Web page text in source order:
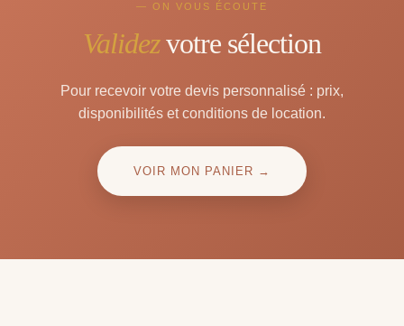
— ON VOUS ÉCOUTE
Validezvotre sélection
Pour recevoir votre devis personnalisé : prix,
disponibilités et conditions de location.
VOIR MON PANIER →